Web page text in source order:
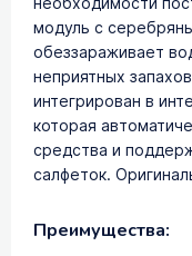
модуль с
обеззараживает
неприятных
интегрирован в
которая
средства и
салфеток.
Преимущества: